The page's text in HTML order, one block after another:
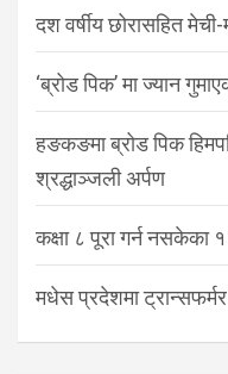
दश वर्षीय छोरासहित
‘ब्रोड पिक’ मा ज्यान
हङकङमा ब्रोड पिक
श्रद्धाञ्जली अर्पण
कक्षा ८ पूरा गर्न नसकेका
मधेस प्रदेशमा